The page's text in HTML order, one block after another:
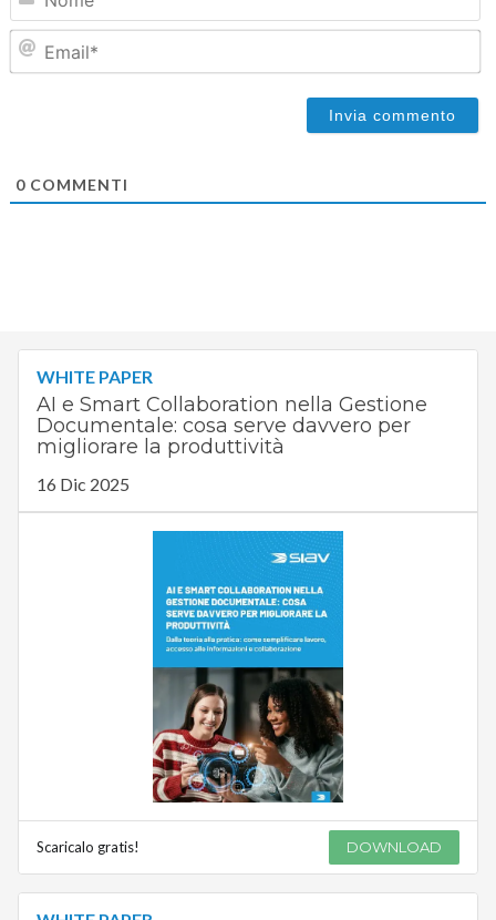
0COMMENTI
WHITE PAPER
AI e Smart Collaboration nella Gestione
Documentale: cosa serve davvero per
migliorare la produttività
16 Dic 2025
Scaricalo gratis! DOWNLOAD